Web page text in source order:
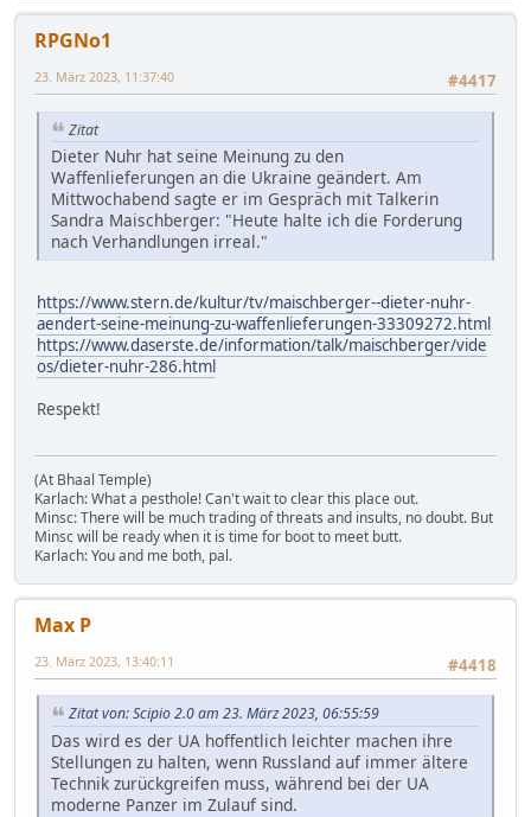
RPGNo1
#4417
23. März 2023, 11:37:40
Zitat
Dieter Nuhr hat seine Meinung zu den
Waffenlieferungen an die Ukraine geändert. Am
Mittwochabend sagte er im Gespräch mit Talkerin
Sandra Maischberger: "Heute halte ich die Forderung
nach Verhandlungen irreal."
https://www.stern.de/kultur/tv/maischberger--dieter-nuhr-
aendert-seine-meinung-zu-waffenlieferungen-33309272.html
https://www.daserste.de/information/talk/maischberger/vide
os/dieter-nuhr-286.html
Respekt!
(At Bhaal Temple)
Karlach: What a pesthole! Can't wait to clear this place out.
Minsc: There will be much trading of threats and insults, no doubt. But
Minsc will be ready when it is time for boot to meet butt.
Karlach: You and me both, pal.
Max P
#4418
23. März 2023, 13:40:11
Zitat von: Scipio 2.0 am 23. März 2023, 06:55:59
Das wird es der UA hoffentlich leichter machen ihre
Stellungen zu halten, wenn Russland auf immer ältere
Technik zurückgreifen muss, während bei der UA
moderne Panzer im Zulauf sind.